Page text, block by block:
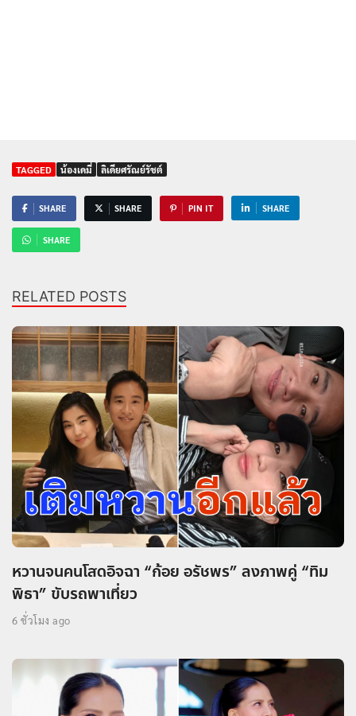
TAGGED น้องเดมี่ ลิเดียศรัณย์รัชต์
SHARE SHARE PIN IT SHARE
SHARE
RELATED POSTS
หวานจนคนโสดอิจฉา “ก้อย อรัชพร” ลงภาพคู่ “ทิม
พิธา” ขับรถพาเที่ยว
6 ชั่วโมง ago